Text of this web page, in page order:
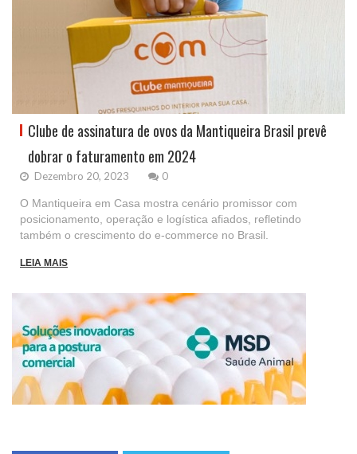
Clube de assinatura de ovos da Mantiqueira Brasil prevê
dobrar o faturamento em 2024
Dezembro 20, 2023 0
O Mantiqueira em Casa mostra cenário promissor com
posicionamento, operação e logística afiados, refletindo
também o crescimento do e-commerce no Brasil.
LEIA MAIS